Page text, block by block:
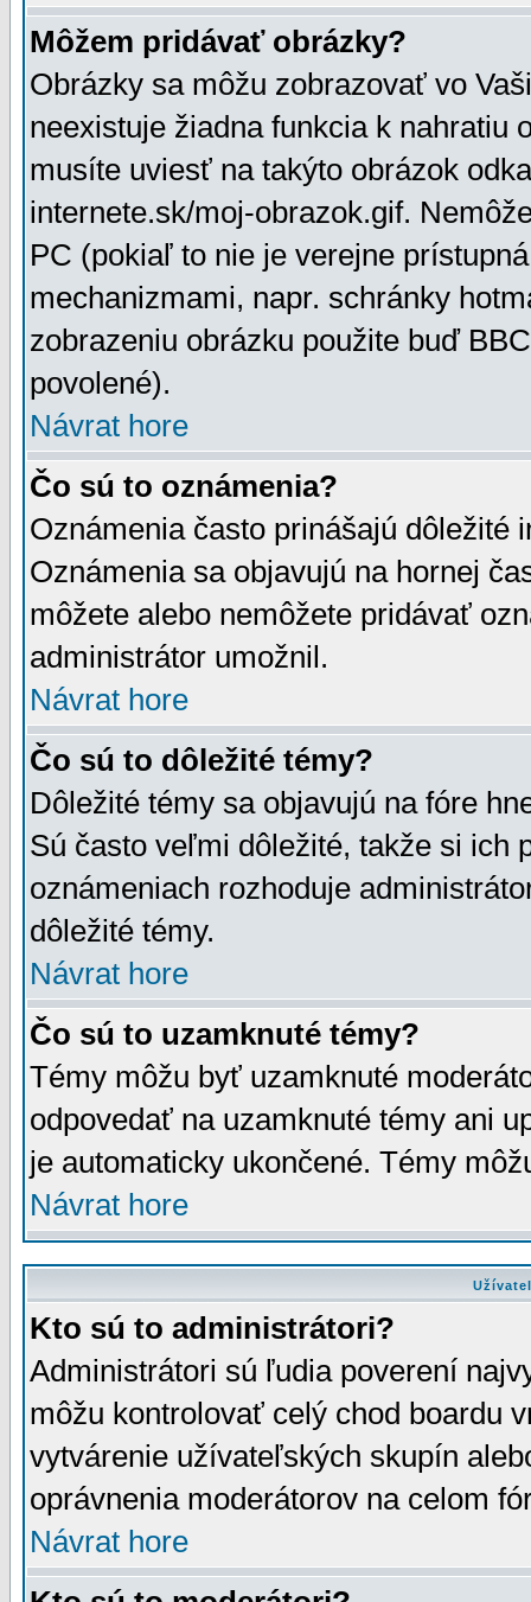
Môžem pridávať obrázky?
Obrázky sa môžu zobrazovať vo
neexistuje žiadna funkcia k nahratiu
musíte uviesť na takýto obrázok
internete.sk/moj-obrazok.gif.
PC (pokiaľ to nie je verejne
mechanizmami, napr. schránky
zobrazeniu obrázku použite buď
povolené).
Návrat hore
Čo sú to oznámenia?
Oznámenia často prinášajú dôležité
Oznámenia sa objavujú na hornej
môžete alebo nemôžete pridávať
administrátor umožnil.
Návrat hore
Čo sú to dôležité témy?
Dôležité témy sa objavujú na fóre
Sú často veľmi dôležité, takže si ich
oznámeniach rozhoduje
dôležité témy.
Návrat hore
Čo sú to uzamknuté témy?
Témy môžu byť uzamknuté
odpovedať na uzamknuté témy ani
je automaticky ukončené. Témy
Návrat hore
Kto sú to administrátori?
Administrátori sú ľudia poverení
môžu kontrolovať celý chod boardu
vytvárenie užívateľských skupín
oprávnenia moderátorov na celom
Návrat hore